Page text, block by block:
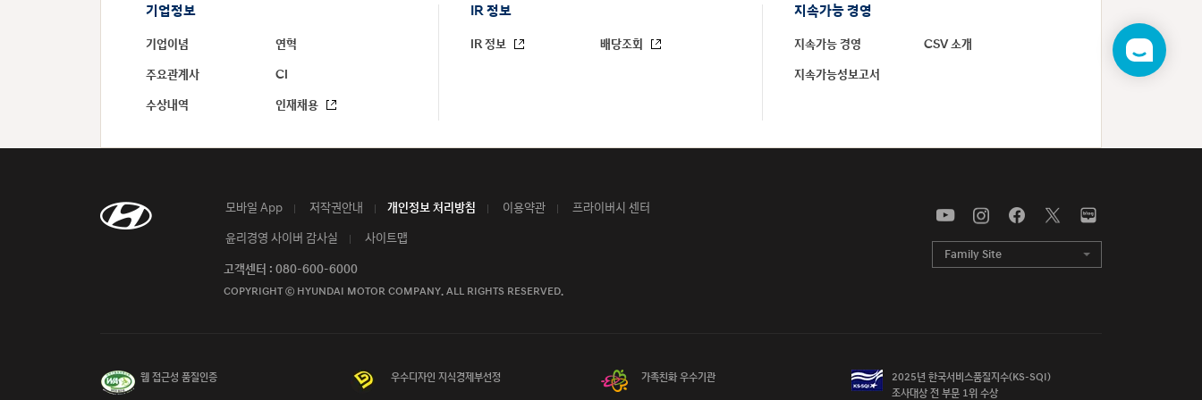
챗
봇
기업정보
기업이념 연혁
주요관계사 CI
수상내역 인재채용
IR 정보
IR 정보 배당조회
지속가능 경영
지속가능 경영 CSV 소개
지속가능성보고서
모바일 App 저작권안내 개인정보 처리방침 이용약관 프라이버시 센터
윤리경영 사이버 감사실 사이트맵
고객센터 : 080-600-6000
COPYRIGHT ⓒ HYUNDAI MOTOR COMPANY. ALL RIGHTS RESERVED.
Family Site
웹 접근성 품질인증 우수디자인 지식경제부선정 가족친화 우수기관
2025년 한국서비스품질지수(KS-SQI)
조사대상 전 부문 1위 수상